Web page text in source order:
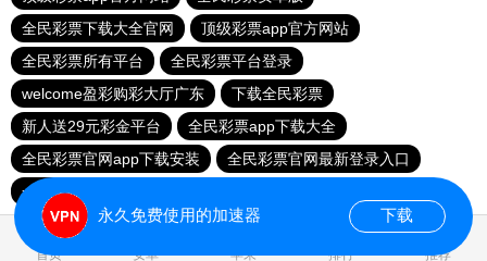
全民彩票下载大全官网
顶级彩票app官方网站
全民彩票所有平台
全民彩票平台登录
welcome盈彩购彩大厅广东
下载全民彩票
新人送29元彩金平台
全民彩票app下载大全
全民彩票官网app下载安装
全民彩票官网最新登录入口
一分大发系统彩票app
首页 安卓 苹果 排行 推荐
永久免费使用的加速器 下载
0.019977s